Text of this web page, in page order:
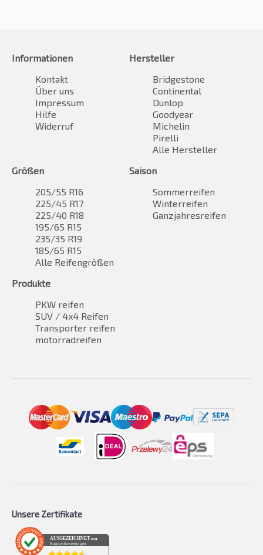
Informationen
Kontakt
Über uns
Impressum
Hilfe
Widerruf
Hersteller
Bridgestone
Continental
Dunlop
Goodyear
Michelin
Pirelli
Alle Hersteller
Größen
205/55 R16
225/45 R17
225/40 R18
195/65 R15
235/35 R19
185/65 R15
Alle Reifengrößen
Saison
Sommerreifen
Winterreifen
Ganzjahresreifen
Produkte
PKW reifen
SUV / 4x4 Reifen
Transporter reifen
motorradreifen
Unsere Zertifikate
AUSGEZEICHNET.org
Kundenbewertungen